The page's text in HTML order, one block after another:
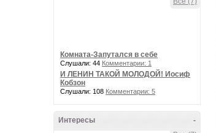
Комната-Запутался в себе
Слушали: 44 Комментарии: 1
И ЛЕНИН ТАКОЙ МОЛОДОЙ! Иосиф
Кобзон
Слушали: 108 Комментарии: 5
-
Интересы